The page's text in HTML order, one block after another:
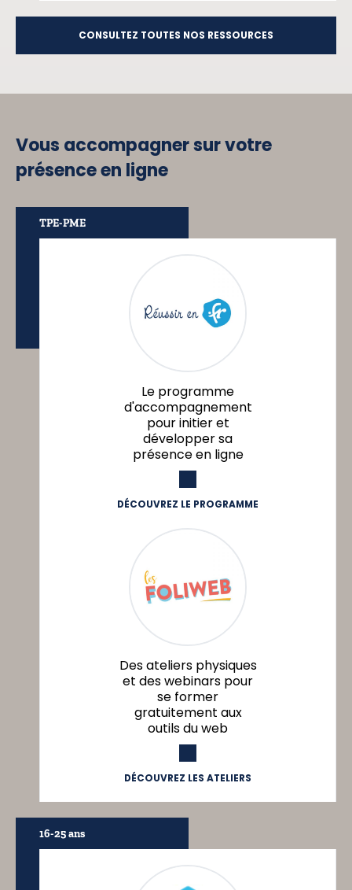
CONSULTEZ TOUTES NOS RESSOURCES
Vous accompagner sur votre
présence en ligne
TPE-PME
Le programme
d'accompagnement
pour initier et
développer sa
présence en ligne
DÉCOUVREZ LE PROGRAMME
Des ateliers physiques
et des webinars pour
se former
gratuitement aux
outils du web
DÉCOUVREZ LES ATELIERS
16-25 ans